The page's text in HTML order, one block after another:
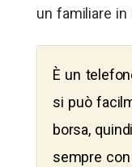
un familiare in
È un
si può
borsa,
sempre